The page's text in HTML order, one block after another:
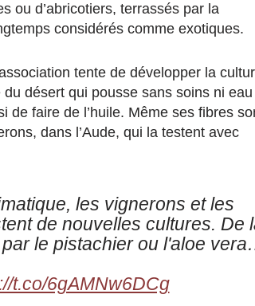
ou d’abricotiers, terrassés par la
considérés comme exotiques.
tente de développer la
désert qui pousse sans soins ni eau
de faire de l’huile. Même ses fibres
dans l’Aude, qui la testent avec
les vignerons et les
de nouvelles cultures. De
le pistachier ou l'aloe
t.co/6gAMNw6DCg